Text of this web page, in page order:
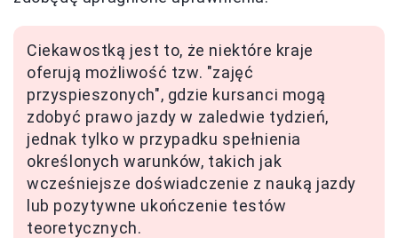
Ciekawostką jest to, że niektóre kraje
oferują możliwość tzw. "zajęć
przyspieszonych", gdzie kursanci mogą
zdobyć prawo jazdy w zaledwie tydzień,
jednak tylko w przypadku spełnienia
określonych warunków, takich jak
wcześniejsze doświadczenie z nauką jazdy
lub pozytywne ukończenie testów
teoretycznych.